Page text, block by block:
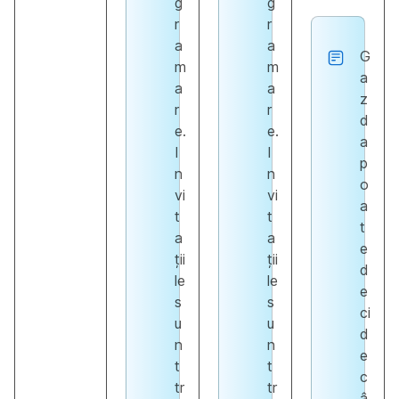
r
a
m
a
r
e.
I
n
vi
t
a
ții
le
s
u
n
t
tr
r
a
m
a
r
e.
I
n
vi
t
a
ții
le
s
u
n
t
tr
G
a
z
d
a
p
o
a
t
e
d
e
ci
d
e
c